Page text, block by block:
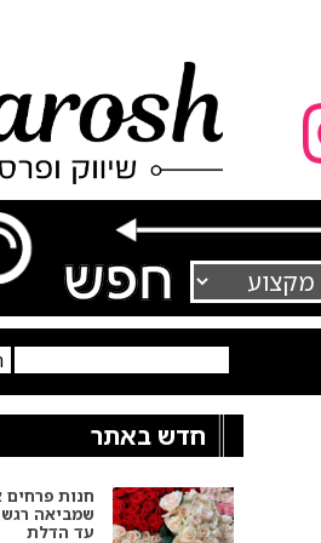
חדש באתר
חנות פרחים
שמביאה רגש,
עד הדלת